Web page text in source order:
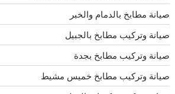
صيانة مطابخ بالدمام والخبر
صيانة وتركيب مطابخ بالجبيل
صيانة وتركيب مطابخ بجدة
صيانة وتركيب مطابخ خميس مشيط